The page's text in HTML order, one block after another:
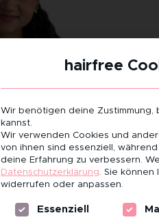
hairfree
Wir benötigen deine
kannst.
Wir verwenden Cookies und
von ihnen sind essenziell,
deine Erfahrung zu verbessern.
Datenschutzerklärung. Sie können
widerrufen oder anpassen.
Es folgt eine Liste der
Essenziell